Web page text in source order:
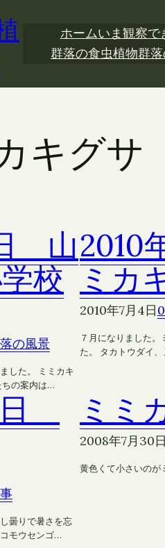
ホームいま観察で
群落の食虫植物群落
キグサ
山
校
の風景
した。 ミミカキ
ちの案内は…
2010
ミカ
2010年7月4日
７月になりました
た。 タカトウダイ
日
曇りで暑さを忘
モウセンゴ…
ミミ
2008年7月30日
黄色くて小さいのが